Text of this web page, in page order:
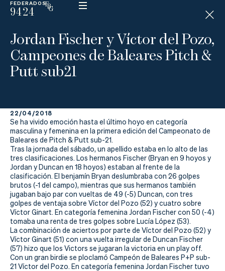
FEDERADOS
9424
ESP
N
D
I
C
A
P
La
Federación
Federarse
Jugar
Aprender
Actualidad
Tienda
Jordan Fischer y Víctor del Pozo,
Campeones de Baleares Pitch &
Putt sub21
22/04/2018
Se ha vivido emoción hasta el último hoyo en categoría
masculina y femenina en la primera edición del Campeonato de
Baleares de Pitch & Putt sub-21.
Tras la jornada del sábado, un apellido estaba en lo alto de las
tres clasificaciones. Los hermanos Fischer (Bryan en 9 hoyos y
Jordan y Duncan en 18 hoyos) estaban al frente de la
clasificación. El benjamín Bryan deslumbraba con 26 golpes
brutos (-1 del campo), mientras que sus hermanos también
jugaban bajo par con vueltas de 49 (-5) Duncan, con tres
golpes de ventaja sobre Víctor del Pozo (52) y cuatro sobre
Víctor Ginart. En categoría femenina Jordan Fischer con 50 (-4)
tomaba una renta de tres golpes sobre Lucía López (53).
La combinación de aciertos por parte de Víctor del Pozo (52) y
Víctor Ginart (51) con una vuelta irregular de Duncan Fischer
(57) hizo que los Victors se jugaran la victoria en un play off.
Con un gran birdie se ploclamó Campeón de Baleares P+P sub-
21 Víctor del Pozo. En categoría femenina Jordan Fischer tuvo